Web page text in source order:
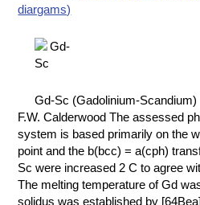
ФАКТОРЫ
ХИМИЯ НА
ПРОИЗВОДСТВЕ
И ХИМИЧЕСКАЯ
ТЕХНОЛОГИЯ
diargams)
Gd-Sc (Gadolinium-
F.W. Calderwood The assessed
system is based primarily on the
point and the b(bcc) = a(cph)
Sc were increased 2 C to agree
The melting temperature of Gd
solidus was established by